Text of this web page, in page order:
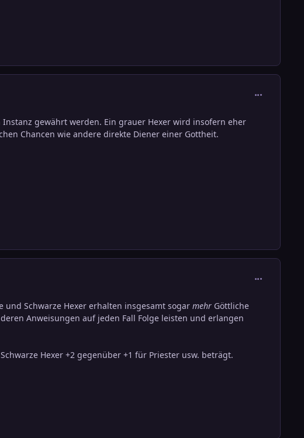
gewährt werden. Ein grauer Hexer wird insofern eher
Chancen wie andere direkte Diener einer Gottheit.
Schwarze Hexer erhalten insgesamt sogar mehr Göttliche
Anweisungen auf jeden Fall Folge leisten und erlangen
Hexer +2 gegenüber +1 für Priester usw. beträgt.